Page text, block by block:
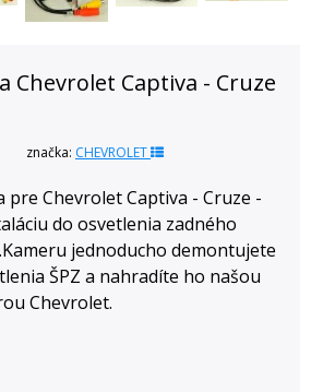
Chevrolet Captiva - Cruze
značka: CHEVROLET
pre Chevrolet Captiva - Cruze -
do osvetlenia zadného
jednoducho demontujete
ŠPZ a nahradíte ho našou
Chevrolet.